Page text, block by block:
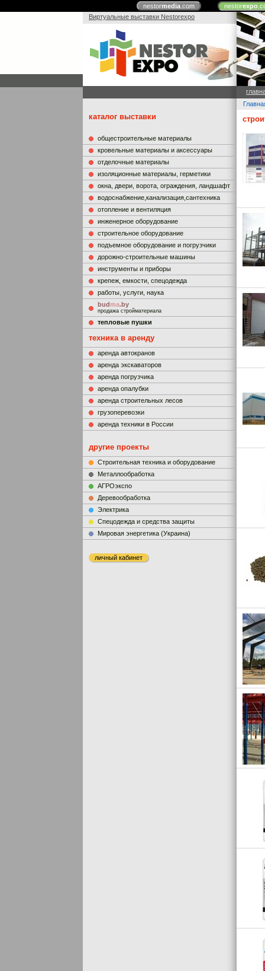
nestormedia.com nestorexpo
Виртуальные выставки Nestorexpo
каталог выставки
общестроительные материалы
кровельные материалы и аксессуары
отделочные материалы
изоляционные материалы, герметики
окна, двери, ворота, ограждения, ландшафт
водоснабжение,канализация,сантехника
отопление и вентиляция
инженерное оборудование
строительное оборудование
подъемное оборудование и погрузчики
дорожно-строительные машины
инструменты и приборы
крепеж, емкости, спецодежда
работы, услуги, наука
budma.by
продажа стройматериала
тепловые пушки
техника в аренду
аренда автокранов
аренда экскаваторов
аренда погрузчика
аренда опалубки
аренда строительных лесов
грузоперевозки
аренда техники в России
другие проекты
Строительная техника и оборудование
Металлообработка
АГРОэкспо
Деревообработка
Электрика
Cпецодежда и средства защиты
Мировая энергетика (Украина)
личный кабинет